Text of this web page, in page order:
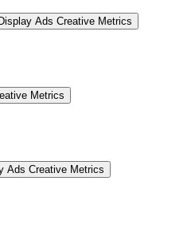
Display Ads Creative Metrics
Metrics
Ads Creative Metrics